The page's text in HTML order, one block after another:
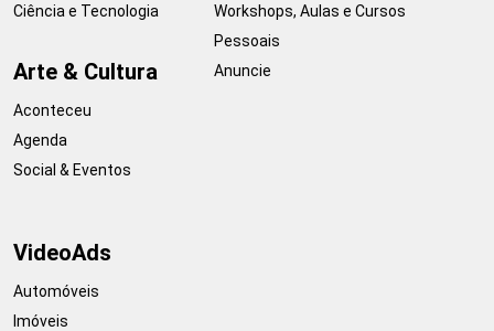
Ciência e Tecnologia
Arte & Cultura
Aconteceu
Agenda
Social & Eventos
Workshops, Aulas e Cursos
Pessoais
Anuncie
VideoAds
Automóveis
Imóveis